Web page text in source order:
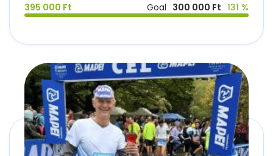
395 000 Ft Goal 300 000 Ft 131 %